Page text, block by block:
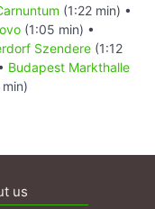
(1:22 min) •
(1:05 min) •
Szendere (1:12
Budapest Markthalle
us